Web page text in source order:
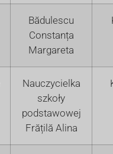
Bădulescu
Constanța
Margareta
Nauczycielka
szkoły
podstawowej
Frățilă Alina